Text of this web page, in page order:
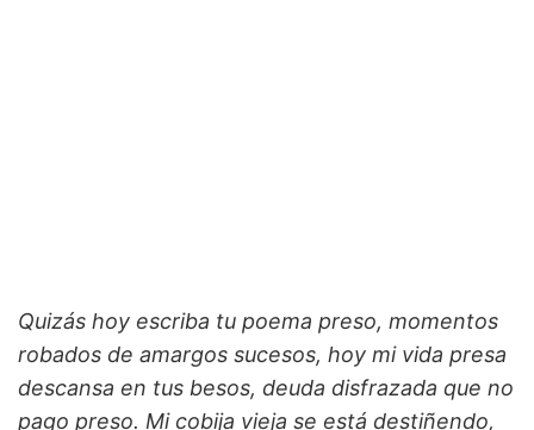
Quizás hoy escriba tu poema preso, momentos
robados de amargos sucesos, hoy mi vida presa
descansa en tus besos, deuda disfrazada que no
pago preso. Mi cobija vieja se está destiñendo,